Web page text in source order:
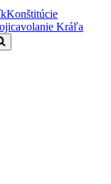
Konštitúcie
volanie Kráľa